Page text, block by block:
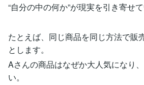
“自分の中の何か”が現実を引き寄せて
たとえば、同じ商品を同じ方法で販
とします。
Aさんの商品はなぜか大人気になり
い。